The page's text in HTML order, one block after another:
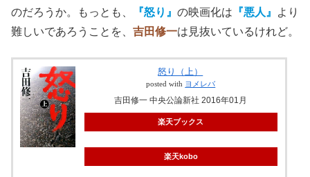
のだろうか。もっとも、
『怒り』 の映画化は 『悪人』
より
難しいであろうことを、 吉田修一は見抜いているけれど。
怒り（上）
posted with ヨメレバ
吉田修一 中央公論新社 2016年01月
楽天ブックス
楽天kobo